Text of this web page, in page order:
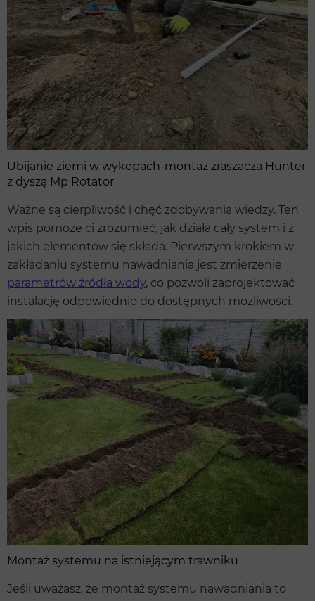
Ubijanie ziemi w wykopach-montaż zraszacza Hunter
z dyszą Mp Rotator
Ważne są cierpliwość i chęć zdobywania wiedzy. Ten
wpis pomoże ci zrozumieć, jak działa cały system i z
jakich elementów się składa. Pierwszym krokiem w
zakładaniu systemu nawadniania jest zmierzenie
parametrów źródła wody, co pozwoli zaprojektować
instalację odpowiednio do dostępnych możliwości.
Montaż systemu na istniejącym trawniku
Jeśli uważasz, że montaż systemu nawadniania to